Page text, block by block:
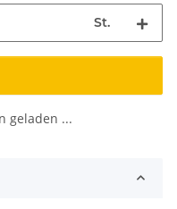
St.
geladen ...